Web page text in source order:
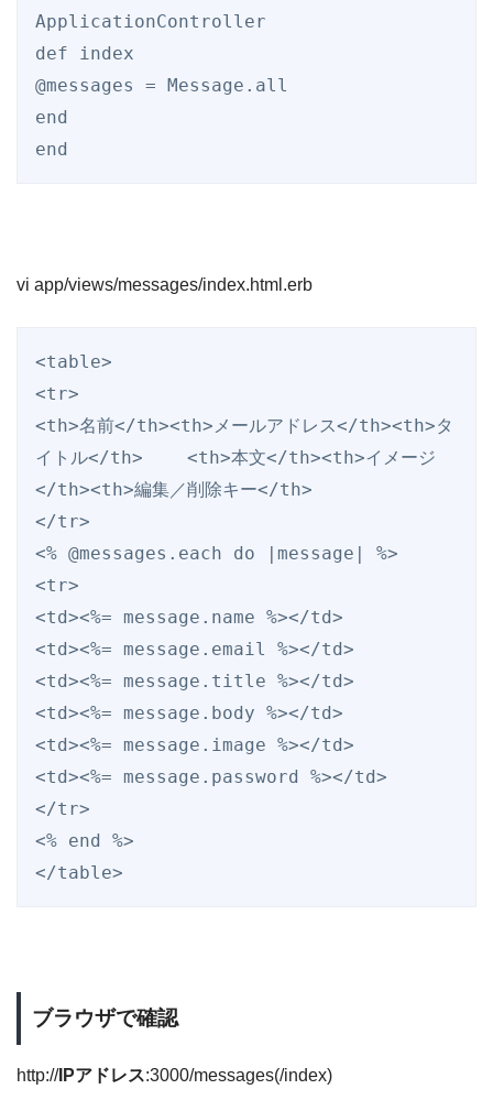
ApplicationController
def
index
@messages
= Message
end
end
vi app/views/messages/index.html.erb
<table>
<tr>
<th>名前</th><th>メールアドレス</th><th>タ
イトル</th> <th>本文</th><th>イメージ
</th><th>編集／削除キー</th>
</tr>
<% @messages.each do |message| %>
<tr>
<td><%= message.name %></td>
<td><%= message.email %></td>
<td><%= message.title %></td>
<td><%= message.body %></td>
<td><%= message.image %></td>
<td><%= message.password %></td>
</tr>
<% end %>
</table>
ブラウザで確認
http://IPアドレス:3000/messages(/index)